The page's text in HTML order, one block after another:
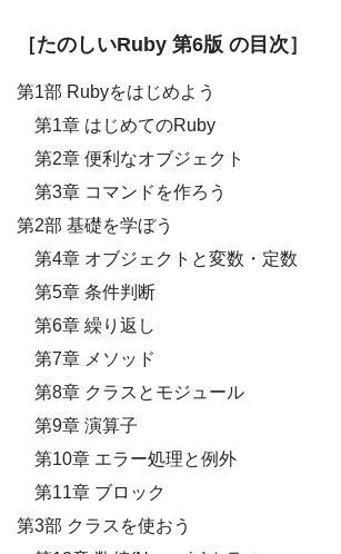
［たのしいRuby 第6版 の目次］
第1部 Rubyをはじめよう
第1章 はじめてのRuby
第2章 便利なオブジェクト
第3章 コマンドを作ろう
第2部 基礎を学ぼう
第4章 オブジェクトと変数・定数
第5章 条件判断
第6章 繰り返し
第7章 メソッド
第8章 クラスとモジュール
第9章 演算子
第10章 エラー処理と例外
第11章 ブロック
第3部 クラスを使おう